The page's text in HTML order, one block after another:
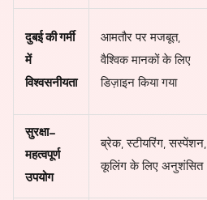
दुबई की गर्मी
में
विश्वसनीयता
आमतौर पर मजबूत,
वैश्विक मानकों के लिए
डिज़ाइन किया गया
सुरक्षा-
महत्वपूर्ण
उपयोग
ब्रेक, स्टीयरिंग, सस्पेंशन,
कूलिंग के लिए अनुशंसित